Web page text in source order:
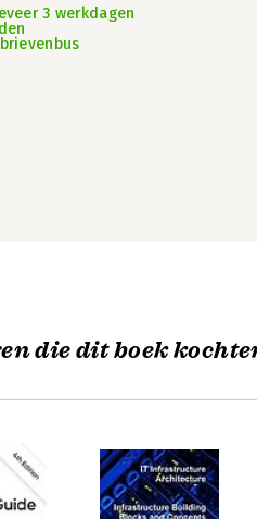
3 werkdagen
die dit boek